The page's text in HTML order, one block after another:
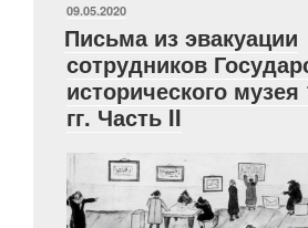
в
годы
Великой
Отечественной
Часть
III»
ОПУБЛИКОВАНО
09.05.2020
Письма из эвакуации
сотрудников
исторического музея
гг. Часть II